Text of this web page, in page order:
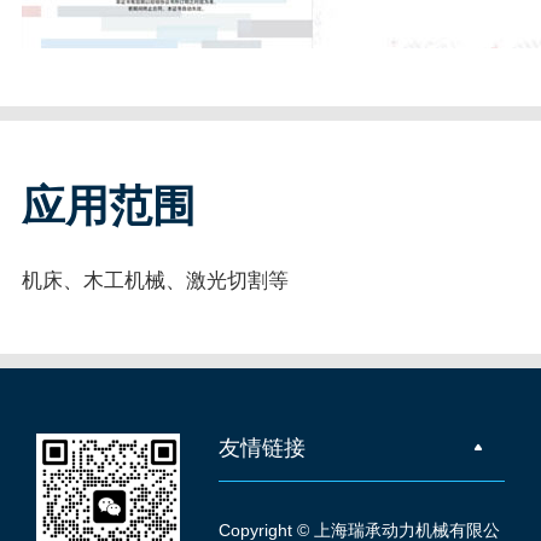
应用范围
机床、木工机械、激光切割等
友情链接
Copyright © 上海瑞承动力机械有限公